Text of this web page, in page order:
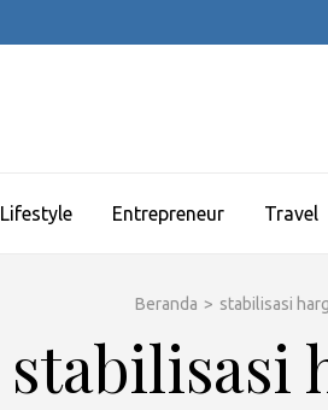
Lifestyle Entrepreneur Travel
Beranda > stabilisasi
stabilisasi